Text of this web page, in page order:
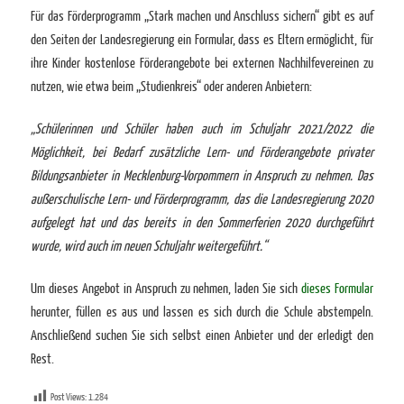
Für das Förderprogramm „Stark machen und Anschluss sichern“ gibt es auf
den Seiten der Landesregierung ein Formular, dass es Eltern ermöglicht, für
ihre Kinder kostenlose Förderangebote bei externen Nachhilfevereinen zu
nutzen, wie etwa beim „Studienkreis“ oder anderen Anbietern:
„Schülerinnen und Schüler haben auch im Schuljahr 2021/2022 die
Möglichkeit, bei Bedarf zusätzliche Lern- und Förderangebote privater
Bildungsanbieter in Mecklenburg-Vorpommern in Anspruch zu nehmen. Das
außerschulische Lern- und Förderprogramm, das die Landesregierung 2020
aufgelegt hat und das bereits in den Sommerferien 2020 durchgeführt
wurde, wird auch im neuen Schuljahr weitergeführt.“
Um dieses Angebot in Anspruch zu nehmen, laden Sie sichdieses Formular
herunter, füllen es aus und lassen es sich durch die Schule abstempeln.
Anschließend suchen Sie sich selbst einen Anbieter und der erledigt den
Rest.
Post Views:1.284